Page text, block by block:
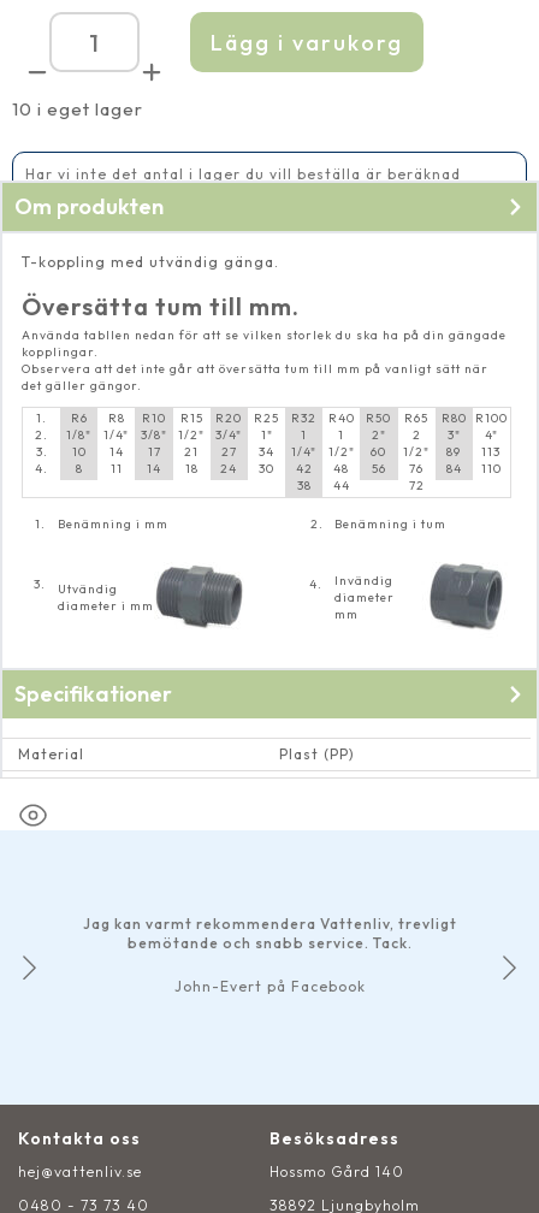
10 i eget lager
T-
koppling
gänga
1½''
Lägg i varukorg
Har vi inte det antal i lager du vill beställa är beräknad
Om produkten
T-koppling med utvändig gänga.
Översätta tum till mm.
Använda tabllen nedan för att se vilken storlek du ska ha på din gängade
kopplingar.
Observera att det inte går att översätta tum till mm på vanligt sätt när
det gäller gängor.
1.
2.
3.
4.
R6
1/8"
10
8
R8
1/4"
14
11
R10
3/8"
17
14
R15
1/2"
21
18
R20
3/4"
27
24
R25
1"
34
30
R32
1
1/4"
42
38
R40
1
1/2"
48
44
R50
2"
60
56
R65
2
1/2"
76
72
R80
3"
89
84
R100
4"
113
110
1. Benämning i mm 2. Benämning i tum
3.
Utvändig
diameter i mm
4.
Invändig
diameter
mm
Specifikationer
Material
Plast (PP)
Jag kan varmt rekommendera Vattenliv, trevligt
bemötande och snabb service. Tack.
John-Evert på Facebook
Kontakta oss
hej@vattenliv.se
0480 - 73 73 40
Besöksadress
Hossmo Gård 140
38892 Ljungbyholm